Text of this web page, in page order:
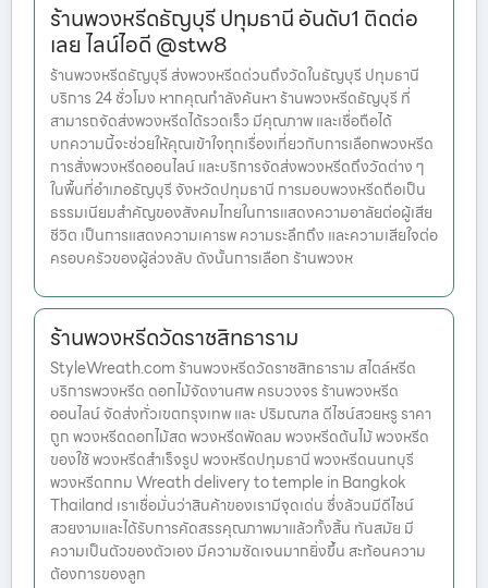
ร้านพวงหรีดธัญบุรี ปทุมธานี อันดับ1 ติดต่อ
เลย ไลน์ไอดี @stw8
ร้านพวงหรีดธัญบุรี ส่งพวงหรีดด่วนถึงวัดในธัญบุรี ปทุมธานี
บริการ 24 ชั่วโมง หากคุณกำลังค้นหา ร้านพวงหรีดธัญบุรี ที่
สามารถจัดส่งพวงหรีดได้รวดเร็ว มีคุณภาพ และเชื่อถือได้
บทความนี้จะช่วยให้คุณเข้าใจทุกเรื่องเกี่ยวกับการเลือกพวงหรีด
การสั่งพวงหรีดออนไลน์ และบริการจัดส่งพวงหรีดถึงวัดต่าง ๆ
ในพื้นที่อำเภอธัญบุรี จังหวัดปทุมธานี การมอบพวงหรีดถือเป็น
ธรรมเนียมสำคัญของสังคมไทยในการแสดงความอาลัยต่อผู้เสีย
ชีวิต เป็นการแสดงความเคารพ ความระลึกถึง และความเสียใจต่อ
ครอบครัวของผู้ล่วงลับ ดังนั้นการเลือก ร้านพวงห
ร้านพวงหรีดวัดราชสิทธาราม
StyleWreath.com ร้านพวงหรีดวัดราชสิทธาราม สไตล์หรีด
บริการพวงหรีด ดอกไม้จัดงานศพ ครบวงจร ร้านพวงหรีด
ออนไลน์ จัดส่งทั่วเขตกรุงเทพ และ ปริมณฑล ดีไซน์สวยหรู ราคา
ถูก พวงหรีดดอกไม้สด พวงหรีดพัดลม พวงหรีดต้นไม้ พวงหรีด
ของใช้ พวงหรีดสำเร็จรูป พวงหรีดปทุมธานี พวงหรีดนนทบุรี
พวงหรีดกทม Wreath delivery to temple in Bangkok
Thailand เราเชื่อมั่นว่าสินค้าของเรามีจุดเด่น ซึ่งล้วนมีดีไซน์
สวยงามและได้รับการคัดสรรคุณภาพมาแล้วทั้งสิ้น ทันสมัย มี
ความเป็นตัวของตัวเอง มีความชัดเจนมากยิ่งขึ้น สะท้อนความ
ต้องการของลูก